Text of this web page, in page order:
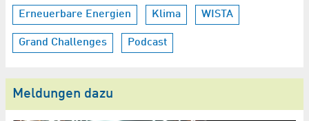
Erneuerbare Energien Klima WISTA
Grand Challenges Podcast
Meldungen dazu